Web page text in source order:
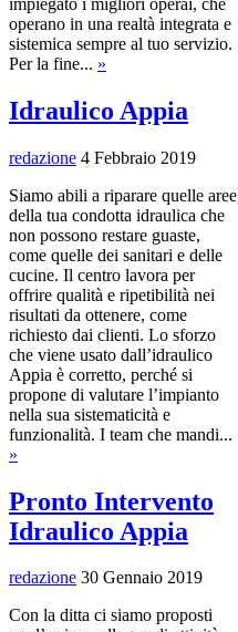
operano in una realtà integrata e
sistemica sempre al tuo servizio.
Per la fine... »
Idraulico Appia
redazione 4 Febbraio 2019
Siamo abili a riparare quelle aree
della tua condotta idraulica che
non possono restare guaste,
come quelle dei sanitari e delle
cucine. Il centro lavora per
offrire qualità e ripetibilità nei
risultati da ottenere, come
richiesto dai clienti. Lo sforzo
che viene usato dall’idraulico
Appia è corretto, perché si
propone di valutare l’impianto
nella sua sistematicità e
funzionalità. I team che mandi...
»
Pronto Intervento
Idraulico Appia
redazione 30 Gennaio 2019
Con la ditta ci siamo proposti